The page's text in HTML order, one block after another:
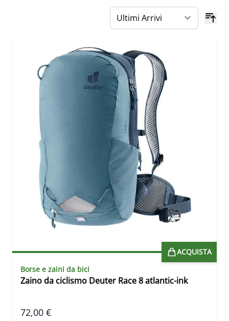
ACQUISTA
Borse e zaini da bici
Zaino da ciclismo Deuter Race 8 atlantic-ink
72,00 €